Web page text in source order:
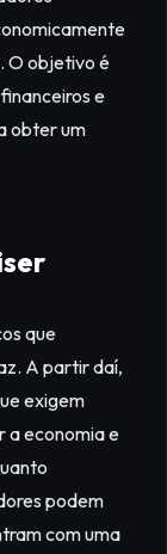
O objetivo é
e
obter um
que
A partir daí,
exigem
a economia e
podem
com uma